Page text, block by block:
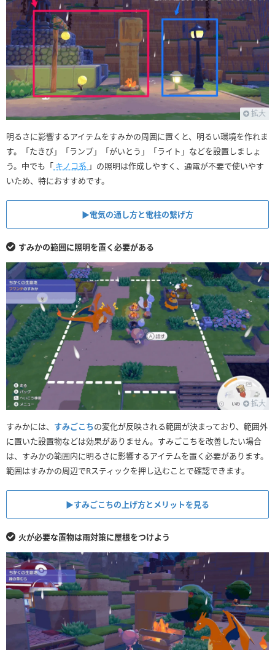
拡大
明るさに影響するアイテムをすみかの周囲に置くと、明るい環境を作れま
す。「たきび」「ランプ」「がいとう」「ライト」などを設置しましょ
う。中でも「 キノコ系 」の照明は作成しやすく、通電が不要で使いやす
いため、特におすすめです。
▶︎電気の通し方と電柱の繋げ方
すみかの範囲に照明を置く必要がある
拡大
すみかには、 すみごこちの変化が反映される範囲が決まっており、範囲外
に置いた設置物などは効果がありません。すみごこちを改善したい場合
は、すみかの範囲内に明るさに影響するアイテムを置く必要があります。
範囲はすみかの周辺でRスティックを押し込むことで確認できます。
▶︎すみごこちの上げ方とメリットを見る
火が必要な置物は雨対策に屋根をつけよう